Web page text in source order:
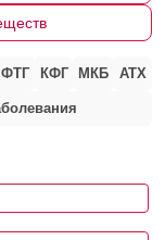
ФТГ КФГ МКБ АТХ